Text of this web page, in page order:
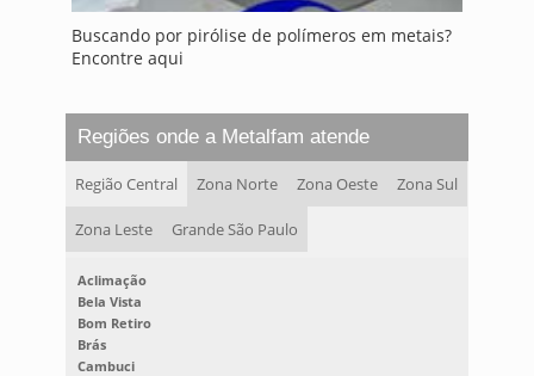
Buscando por pirólise de polímeros em metais?
Encontre aqui
Regiões onde a Metalfam atende
Região Central Zona Norte Zona Oeste Zona Sul
Zona Leste Grande São Paulo
Aclimação
Bela Vista
Bom Retiro
Brás
Cambuci